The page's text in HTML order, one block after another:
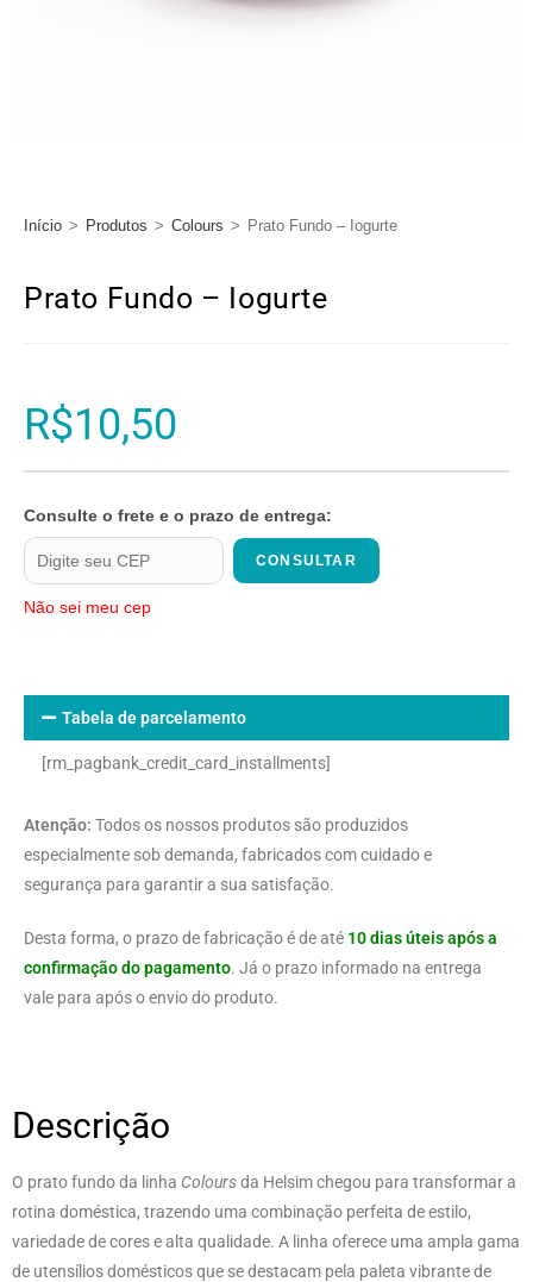
Início > Produtos > Colours > Prato Fundo – Iogurte
Prato Fundo – Iogurte
R$10,50
Consulte o frete e o prazo de entrega:
CONSULTAR
Não sei meu cep
Tabela de parcelamento
[rm_pagbank_credit_card_installments]
Atenção: Todos os nossos produtos são produzidos
especialmente sob demanda, fabricados com cuidado e
segurança para garantir a sua satisfação.
Desta forma, o prazo de fabricação é de até 10 dias úteis após a
confirmação do pagamento. Já o prazo informado na entrega
vale para após o envio do produto.
Descrição
O prato fundo da linha Coloursda Helsim chegou para transformar a
rotina doméstica, trazendo uma combinação perfeita de estilo,
variedade de cores e alta qualidade. A linha oferece uma ampla gama
de utensílios domésticos que se destacam pela paleta vibrante de